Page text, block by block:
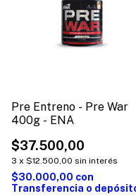
Pre Entreno - Pre War
400g - ENA
$37.500,00
3 x $12.500,00 sin interés
$30.000,00 con
Transferencia o